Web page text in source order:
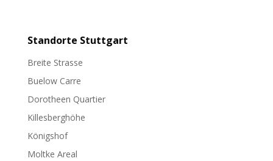
Standorte Stuttgart
Breite Strasse
Buelow Carre
Dorotheen Quartier
Killesberghöhe
Königshof
Moltke Areal